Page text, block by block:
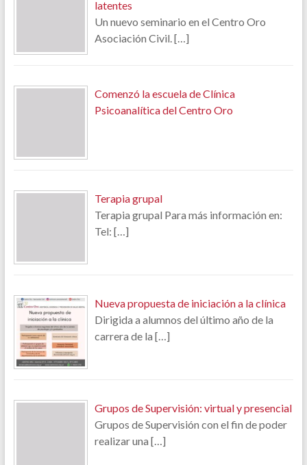
latentes
Un nuevo seminario en el Centro Oro
Asociación Civil.[…]
Comenzó la escuela de Clínica
Psicoanalítica del Centro Oro
Terapia grupal
Terapia grupal Para más información en:
Tel: […]
Nueva propuesta de iniciación a la clínica
Dirigida a alumnos del último año de la
carrera de la […]
Grupos de Supervisión: virtual y presencial
Grupos de Supervisión con el fin de poder
realizar una […]